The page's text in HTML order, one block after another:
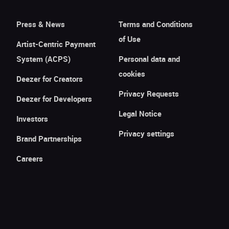
Press & News
Artist-Centric Payment
System (ACPS)
Deezer for Creators
Deezer for Developers
Investors
Brand Partnerships
Careers
Terms and Conditions
of Use
Personal data and
cookies
Privacy Requests
Legal Notice
Privacy settings